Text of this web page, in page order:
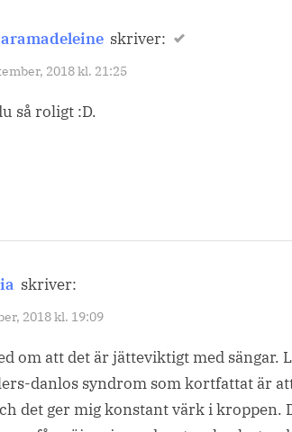
skriver:
2018 kl. 21:25
så roligt :D.
skriver:
2018 kl. 19:09
om att det är jätteviktigt med sängar.
danlos syndrom som kortfattat är
det ger mig konstant värk i kroppen.